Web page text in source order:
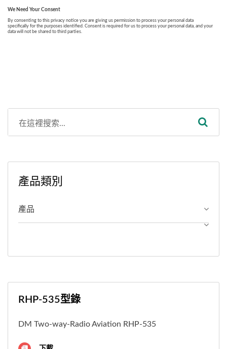
產品類別
產品
RHP-535型錄
DM Two-way-Radio Aviation RHP-535